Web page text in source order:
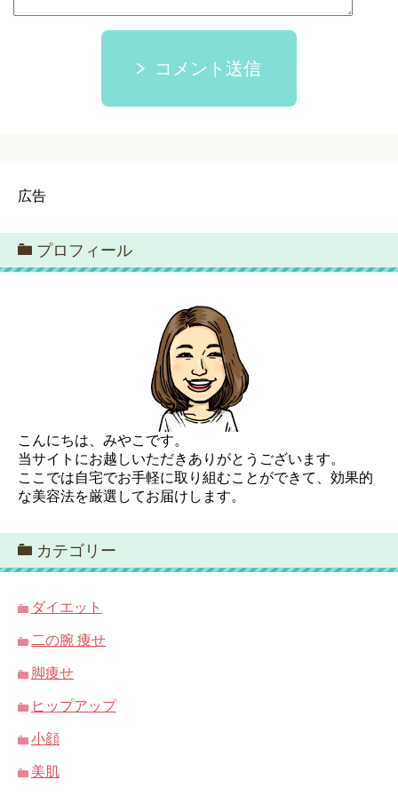
コメント送信
広告
プロフィール
こんにちは、みやこです。
当サイトにお越しいただきありがとうございます。
ここでは自宅でお手軽に取り組むことができて、効果的
な美容法を厳選してお届けします。
カテゴリー
ダイエット
二の腕 痩せ
脚痩せ
ヒップアップ
小顔
美肌